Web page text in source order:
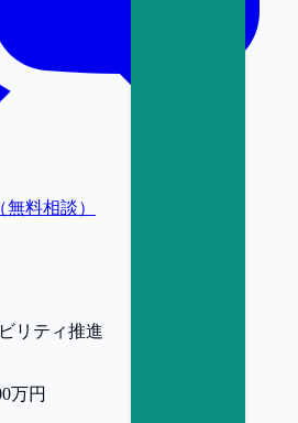
料相談）
リティ推進
万円